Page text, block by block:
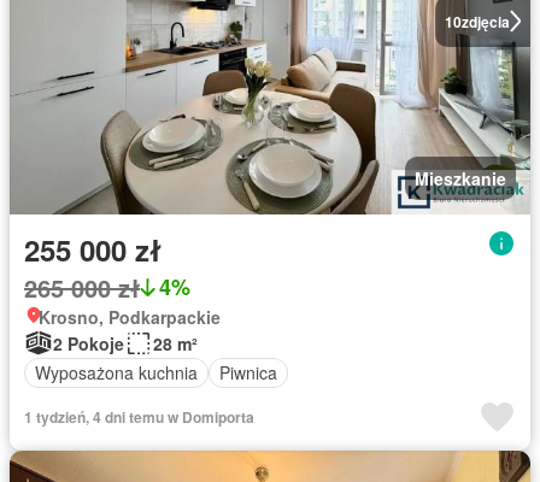
10zdjęcia
Mieszkanie
255 000 zł
265 000 zł 4%
Krosno, Podkarpackie
2 Pokoje
28 m²
Wyposażona kuchnia
Piwnica
1 tydzień, 4 dni temu w Domiporta